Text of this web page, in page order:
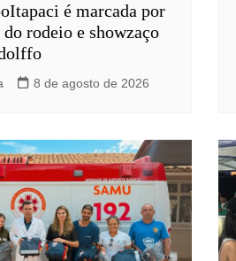
é marcada por
rodeio e showzaço
8 de agosto de 2026